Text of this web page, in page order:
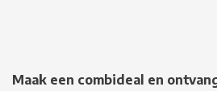
Maak een combideal en